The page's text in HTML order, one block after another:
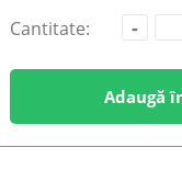
Cantitate: -
Adaugă